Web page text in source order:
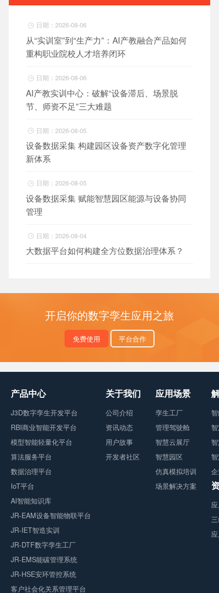
 日期：2026-08-06
从“实训室”到“生产力”：AI产教融合产品如何
重构职业院校人才培养闭环
 日期：2026-08-06
AI产教实训中心：破解“设备滞后、场景脱
节、师资不足”三大难题
 日期：2026-08-05
设备数据采集 构建园区设备资产数字化管理
新体系
 日期：2026-08-05
设备数据采集 赋能智慧园区能源与设备协同
管理
 日期：2026-08-04
大数据平台如何构建全方位数据治理体系？
开启你的数字孪生应用之旅
免费使用 平台合作
产品中心
J3D数字孪生开发平台
RBI商业智能开发平台
模型智能轻量化平台
算法服务平台
数据治理平台
IoT平台
AI智能知识库
JR-EAM设备智能物联平台
JR-IET智造实训
JR-DTF数字孪生工厂
JR-EMS能碳管理系统
JR-HSE安环管控系统
客户社会化关系管理平台
关于我们
公司介绍
资讯动态
用户故事
开发者社区
应用场景
孪生工厂
管理驾驶舱
智慧云展厅
智慧园区
仿真模拟培训
场景解决方案